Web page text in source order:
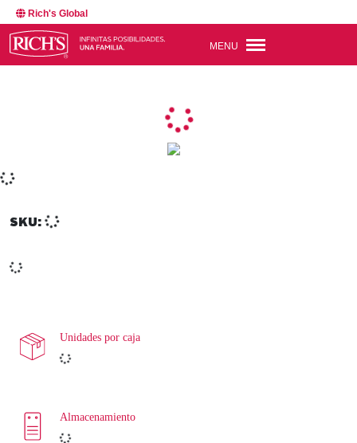
Rich's Global
MENU
SKU:
Unidades por caja
Almacenamiento